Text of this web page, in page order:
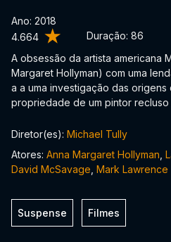
4.664 Duração: 86
Ano: 2018
A obsessão da artista americana
Margaret Hollyman) com uma
a a uma investigação das
propriedade de um pintor recluso
Diretor(es): Michael Tully
Atores: Anna Margaret Hollyman
David McSavage Mark Lawrence
Suspense Filmes